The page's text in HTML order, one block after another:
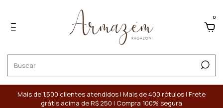
0
Mais de 1.500 clientes atendidos | Mais de 400 rótulos | Frete
grátis acima de R$ 250 | Compra 100% segura